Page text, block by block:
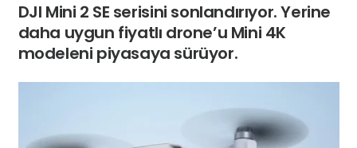
DJI Mini 2 SE serisini sonlandırıyor. Yerine
daha uygun fiyatlı drone’u Mini 4K
modeleni piyasaya sürüyor.